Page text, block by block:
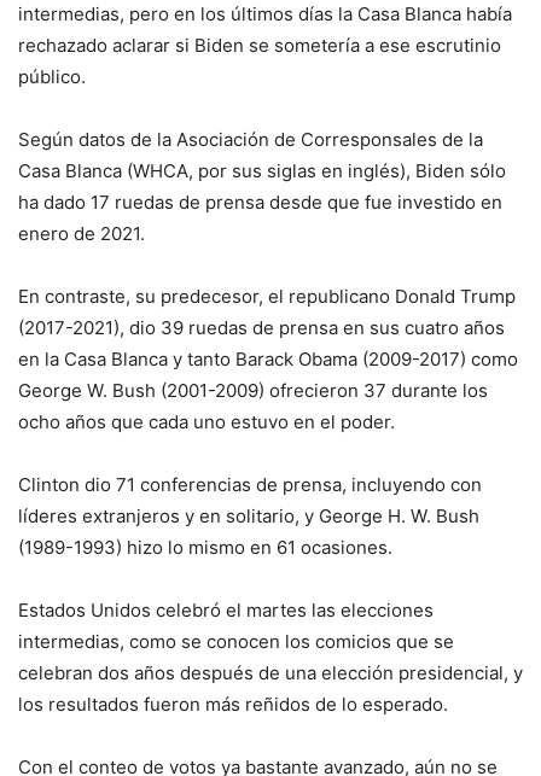
intermedias, pero en los últimos días la Casa Blanca había
rechazado aclarar si Biden se sometería a ese escrutinio
público.
Según datos de la Asociación de Corresponsales de la
Casa Blanca (WHCA, por sus siglas en inglés), Biden sólo
ha dado 17 ruedas de prensa desde que fue investido en
enero de 2021.
En contraste, su predecesor, el republicano Donald Trump
(2017-2021), dio 39 ruedas de prensa en sus cuatro años
en la Casa Blanca y tanto Barack Obama (2009-2017) como
George W. Bush (2001-2009) ofrecieron 37 durante los
ocho años que cada uno estuvo en el poder.
Clinton dio 71 conferencias de prensa, incluyendo con
líderes extranjeros y en solitario, y George H. W. Bush
(1989-1993) hizo lo mismo en 61 ocasiones.
Estados Unidos celebró el martes las elecciones
intermedias, como se conocen los comicios que se
celebran dos años después de una elección presidencial, y
los resultados fueron más reñidos de lo esperado.
Con el conteo de votos ya bastante avanzado, aún no se